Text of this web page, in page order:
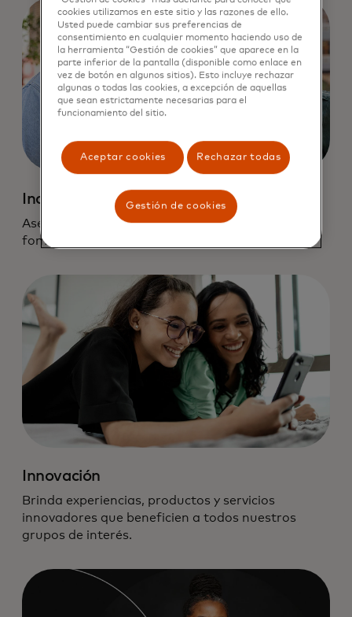
Inclusión
Asegurar que nuestro uso de datos y tecnología
fomente la inclusión.
Innovación
Brinda experiencias, productos y servicios
innovadores que beneficien a todos nuestros
grupos de interés.
cookies utilizamos en este sitio y las razones de ello.
Usted puede cambiar sus preferencias de
consentimiento en cualquier momento haciendo uso de
la herramienta “Gestión de cookies” que aparece en la
parte inferior de la pantalla (disponible como enlace en
vez de botón en algunos sitios). Esto incluye rechazar
algunas o todas las cookies, a excepción de aquellas
que sean estrictamente necesarias para el
funcionamiento del sitio.
Aceptar cookies Rechazar todas
Gestión de cookies